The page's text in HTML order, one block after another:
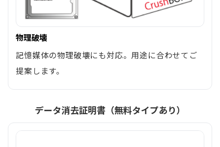
物理破壊
記憶媒体の物理破壊にも対応。用途に合わせてご
提案します。
データ消去証明書（無料タイプあり）